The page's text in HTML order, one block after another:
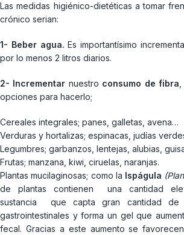
Las medidas higiénico-dietéticas a tomar
crónico serian:
1- Beber agua. Es importantísimo
por lo menos 2 litros diarios.
2- Incrementar nuestro consumo de fibra
opciones para hacerlo;
Cereales integrales; panes, galletas, avena…
Verduras y hortalizas; espinacas, judías
Legumbres; garbanzos, lentejas, alubias,
Frutas; manzana, kiwi, ciruelas, naranjas.
Plantas mucilaginosas; como la Ispágula
de plantas contienen una cantidad
sustancia que capta gran cantidad
gastrointestinales y forma un gel que
fecal. Gracias a este aumento se